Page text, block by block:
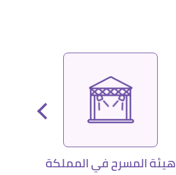
هيئة المسرح في المملكة